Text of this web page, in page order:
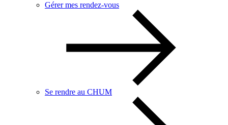
Gérer mes rendez-vous
Se rendre au CHUM